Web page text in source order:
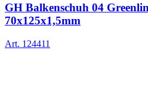
GH Balkenschuh 04
70x125x1,5mm
Art. 124411